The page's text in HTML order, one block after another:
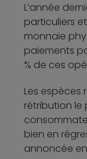
L’année
particuliers
monnaie
paiements
% de ces
Les espèces
rétribution le
bien en
annoncée en